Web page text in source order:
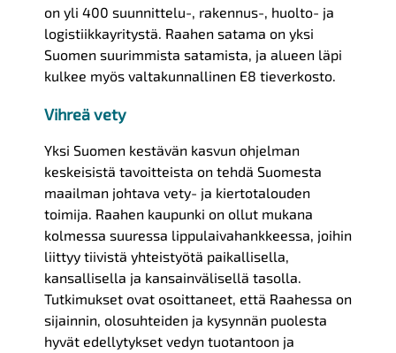
on yli 400 suunnittelu-, rakennus-, huolto- ja
logistiikkayritystä. Raahen satama on yksi
Suomen suurimmista satamista, ja alueen läpi
kulkee myös valtakunnallinen E8 tieverkosto.
Vihreä vety
Yksi Suomen kestävän kasvun ohjelman
keskeisistä tavoitteista on tehdä Suomesta
maailman johtava vety- ja kiertotalouden
toimija. Raahen kaupunki on ollut mukana
kolmessa suuressa lippulaivahankkeessa, joihin
liittyy tiivistä yhteistyötä paikallisella,
kansallisella ja kansainvälisellä tasolla.
Tutkimukset ovat osoittaneet, että Raahessa on
sijainnin, olosuhteiden ja kysynnän puolesta
hyvät edellytykset vedyn tuotantoon ja